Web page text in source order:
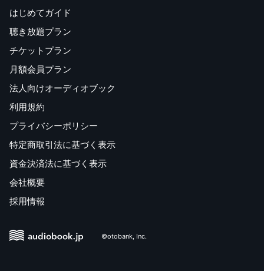
はじめてガイド
聴き放題プラン
チケットプラン
月額会員プラン
法人向けオーディオブック
利用規約
プライバシーポリシー
特定商取引法に基づく表示
資金決済法に基づく表示
会社概要
採用情報
©otobank, Inc.